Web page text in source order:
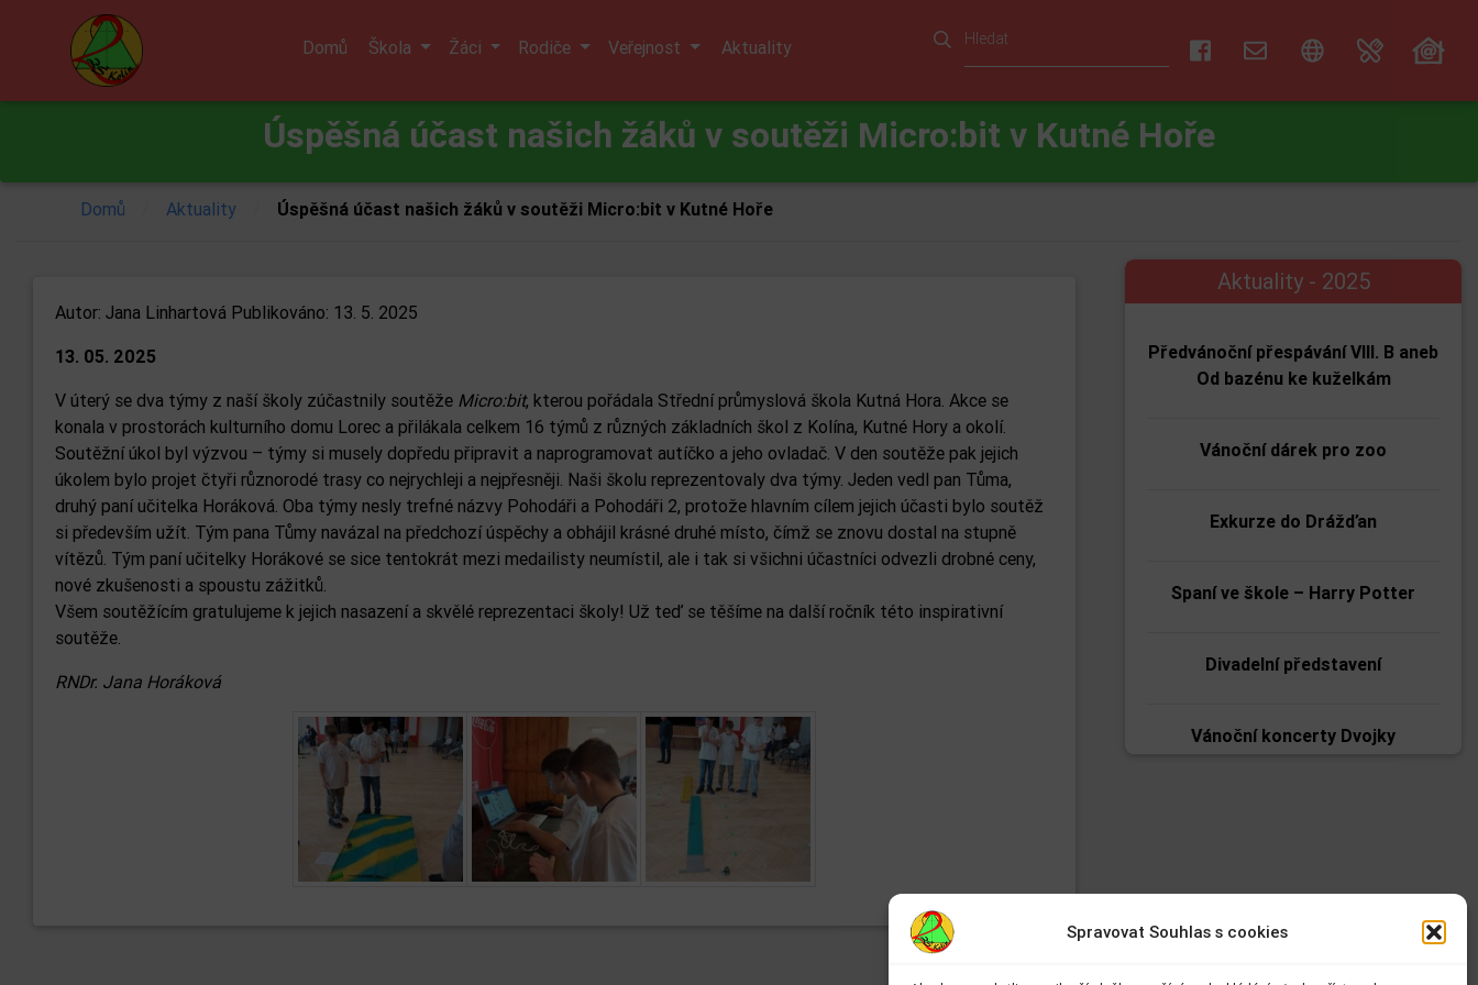
Spravovat Souhlas s cookies
Domů Škola Žáci Rodiče Veřejnost Aktuality
Úspěšná účast našich žáků v soutěži Micro:bit v Kutné Hoře
Domů Aktuality Úspěšná účast našich žáků v soutěži Micro:bit v Kutné Hoře
Autor: Jana Linhartová Publikováno: 13. 5. 2025
13. 05. 2025
V úterý se dva týmy z naší školy zúčastnily soutěže Micro:bit, kterou pořádala Střední průmyslová škola Kutná Hora. Akce se
konala v prostorách kulturního domu Lorec a přilákala celkem 16 týmů z různých základních škol z Kolína, Kutné Hory a okolí.
Soutěžní úkol byl výzvou – týmy si musely dopředu připravit a naprogramovat autíčko a jeho ovladač. V den soutěže pak jejich
úkolem bylo projet čtyři různorodé trasy co nejrychleji a nejpřesněji. Naši školu reprezentovaly dva týmy. Jeden vedl pan Tůma,
druhý paní učitelka Horáková. Oba týmy nesly trefné názvy Pohodáři a Pohodáři 2, protože hlavním cílem jejich účasti bylo soutěž
si především užít. Tým pana Tůmy navázal na předchozí úspěchy a obhájil krásné druhé místo, čímž se znovu dostal na stupně
vítězů. Tým paní učitelky Horákové se sice tentokrát mezi medailisty neumístil, ale i tak si všichni účastníci odvezli drobné ceny,
nové zkušenosti a spoustu zážitků.
Všem soutěžícím gratulujeme k jejich nasazení a skvělé reprezentaci školy! Už teď se těšíme na další ročník této inspirativní
soutěže.
RNDr. Jana Horáková
Aktuality - 2025
Předvánoční přespávání VIII. B aneb
Od bazénu ke kuželkám
Vánoční dárek pro zoo
Exkurze do Drážďan
Spaní ve škole – Harry Potter
Divadelní představení
Vánoční koncerty Dvojky
za tajemstvím fotosyntézy